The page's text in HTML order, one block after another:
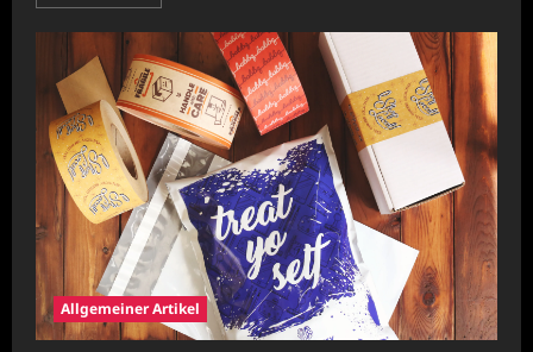
Nachhaltige
Unternehmenssteuerung
für
wirtschaftliche
Marktstärke
Allgemeiner Artikel